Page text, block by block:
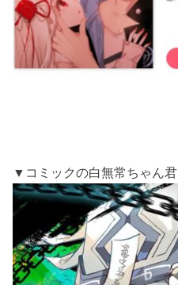
▼コミックの白無常ちゃん君